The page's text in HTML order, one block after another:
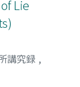
Lie
講究録 ,